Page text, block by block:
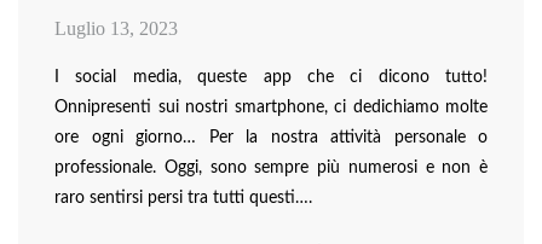
Luglio 13, 2023
I social media, queste app che ci dicono tutto!
Onnipresenti sui nostri smartphone, ci dedichiamo molte
ore ogni giorno… Per la nostra attività personale o
professionale. Oggi, sono sempre più numerosi e non è
raro sentirsi persi tra tutti questi….